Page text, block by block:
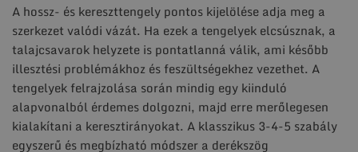
A hossz- és kereszttengely pontos kijelölése adja meg a
szerkezet valódi vázát. Ha ezek a tengelyek elcsúsznak, a
talajcsavarok helyzete is pontatlanná válik, ami később
illesztési problémákhoz és feszültségekhez vezethet. A
tengelyek felrajzolása során mindig egy kiinduló
alapvonalból érdemes dolgozni, majd erre merőlegesen
kialakítani a keresztirányokat. A klasszikus 3-4-5 szabály
egyszerű és megbízható módszer a derékszög